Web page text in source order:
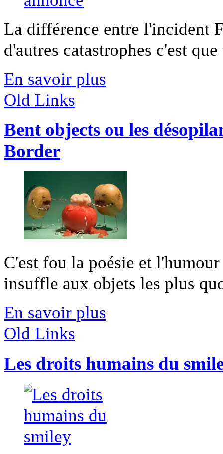
La différence entre l'incident
d'autres catastrophes c'est
En savoir plus
Old Links
Bent objects ou les
Border
C'est fou la poésie et
insuffle aux objets les plus
En savoir plus
Old Links
Les droits humains du